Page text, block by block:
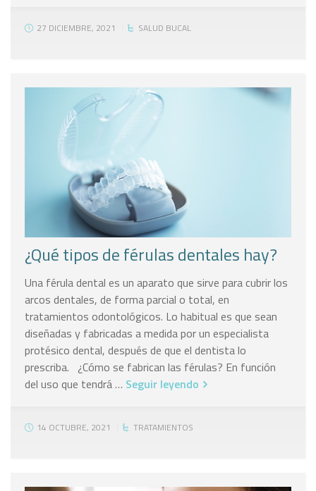
27 DICIEMBRE, 2021 SALUD BUCAL
¿Qué tipos de férulas dentales hay?
Una férula dental es un aparato que sirve para cubrir los
arcos dentales, de forma parcial o total, en
tratamientos odontológicos. Lo habitual es que sean
diseñadas y fabricadas a medida por un especialista
protésico dental, después de que el dentista lo
prescriba. ¿Cómo se fabrican las férulas? En función
del uso que tendrá … Seguir leyendo
14 OCTUBRE, 2021 TRATAMIENTOS